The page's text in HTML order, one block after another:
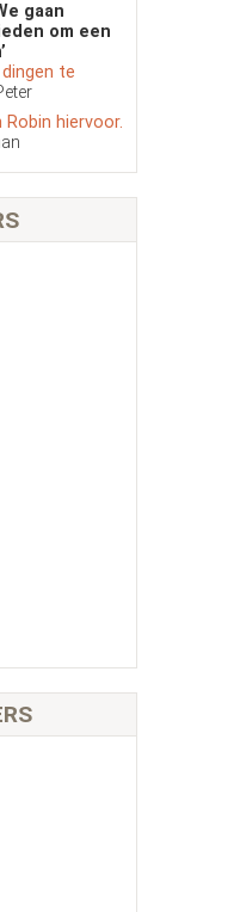
gaan
om een
te
hiervoor.